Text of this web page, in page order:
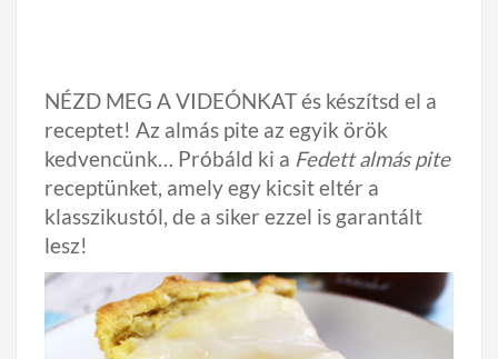
NÉZD MEG A VIDEÓNKAT és készítsd el a
receptet! Az almás pite az egyik örök
kedvencünk… Próbáld ki a Fedett almás pite
receptünket, amely egy kicsit eltér a
klasszikustól, de a siker ezzel is garantált
lesz!